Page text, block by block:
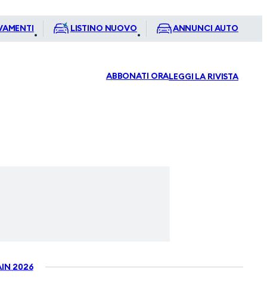
LISTINO NUOVO ANNUNCI AUTO
ABBONATI ORALEGGI LA RIVISTA
2026